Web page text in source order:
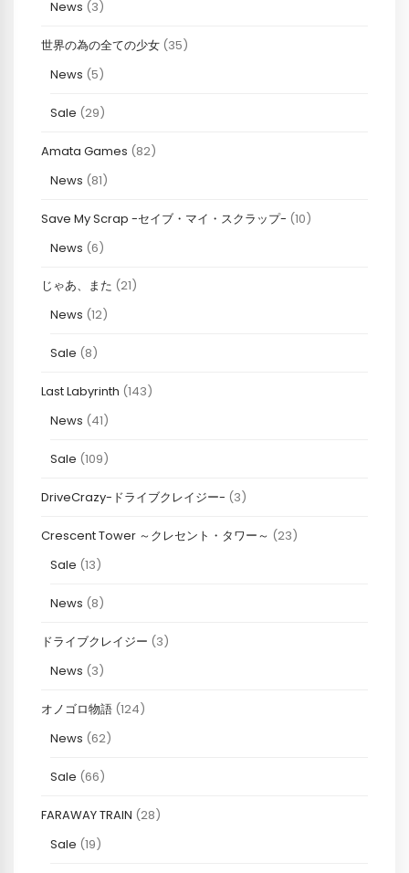
News (3)
世界の為の全ての少女 (35)
News (5)
Sale (29)
Amata Games (82)
News (81)
Save My Scrap -セイブ・マイ・スクラップ- (10)
News (6)
じゃあ、また (21)
News (12)
Sale (8)
Last Labyrinth (143)
News (41)
Sale (109)
DriveCrazy-ドライブクレイジー- (3)
Crescent Tower ～クレセント・タワー～ (23)
Sale (13)
News (8)
ドライブクレイジー (3)
News (3)
オノゴロ物語 (124)
News (62)
Sale (66)
FARAWAY TRAIN (28)
Sale (19)